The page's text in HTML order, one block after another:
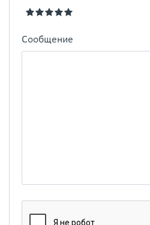
Сообщение